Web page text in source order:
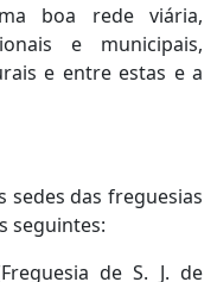
boa rede viária,
e municipais,
e entre estas e a
sedes das freguesias
seguintes:
de S. J. de